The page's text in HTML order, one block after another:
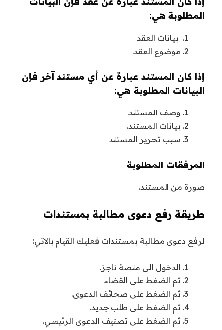
المطلوبة هي:
بيانات العقد
موضوع العقد.
إذا كان المستند عبارة عن أي مستند آخر فإن
البيانات المطلوبة هي:
وصف المستند.
بيانات المستند.
سبب تحرير المستند
المرفقات المطلوبة
صورة من المستند.
طريقة رفع دعوى مطالبة بمستندات
لرفع دعوى مطالبة بمستندات فعليك القيام بالاتي:
الدخول الى منصة ناجز.
ثم الضغط على القضاء.
ثم الضغط على صحائف الدعوى.
ثم الضغط على طلب جديد.
ثم الضغط على تصنيف الدعوى الرئيسي.